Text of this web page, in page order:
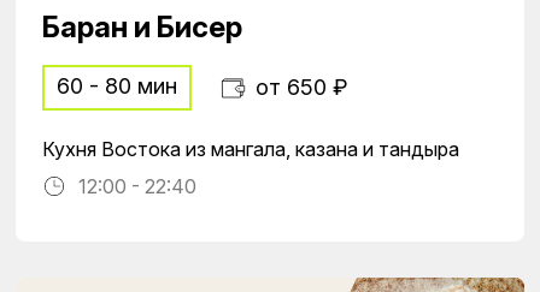
Баран и Бисер
60 - 80 мин от 650 ₽
Кухня Востока из мангала, казана и тандыра
12:00 - 22:40